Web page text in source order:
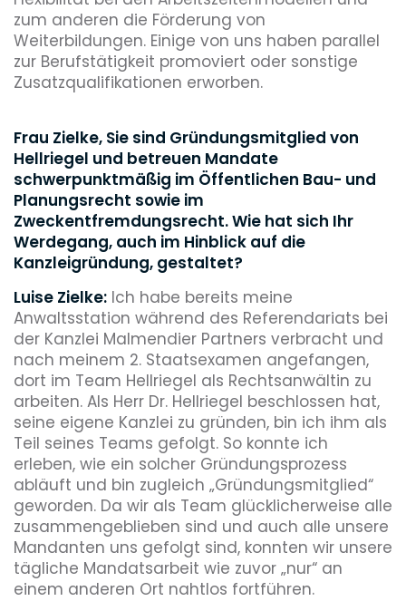
zum anderen die Förderung von
Weiterbildungen. Einige von uns haben parallel
zur Berufstätigkeit promoviert oder sonstige
Zusatzqualifikationen erworben.
Frau Zielke, Sie sind Gründungsmitglied von
Hellriegel und betreuen Mandate
schwerpunktmäßig im Öffentlichen Bau- und
Planungsrecht sowie im
Zweckentfremdungsrecht. Wie hat sich Ihr
Werdegang, auch im Hinblick auf die
Kanzleigründung, gestaltet?
Luise Zielke: Ich habe bereits meine
Anwaltsstation während des Referendariats bei
der Kanzlei Malmendier Partners verbracht und
nach meinem 2. Staatsexamen angefangen,
dort im Team Hellriegel als Rechtsanwältin zu
arbeiten. Als Herr Dr. Hellriegel beschlossen hat,
seine eigene Kanzlei zu gründen, bin ich ihm als
Teil seines Teams gefolgt. So konnte ich
erleben, wie ein solcher Gründungsprozess
abläuft und bin zugleich „Gründungsmitglied“
geworden. Da wir als Team glücklicherweise alle
zusammengeblieben sind und auch alle unsere
Mandanten uns gefolgt sind, konnten wir unsere
tägliche Mandatsarbeit wie zuvor „nur“ an
einem anderen Ort nahtlos fortführen.